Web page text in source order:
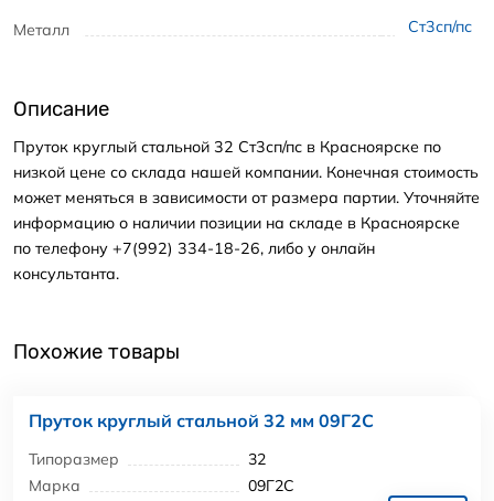
Металл Ст3сп/пс
Описание
Пруток круглый стальной 32 Ст3сп/пс в Красноярске по
низкой цене со склада нашей компании. Конечная стоимость
может меняться в зависимости от размера партии. Уточняйте
информацию о наличии позиции на складе в Красноярске
по телефону +7(992) 334-18-26, либо у онлайн
консультанта.
Похожие товары
Пруток круглый стальной 32 мм 09Г2С
Типоразмер
32
Марка
09Г2С